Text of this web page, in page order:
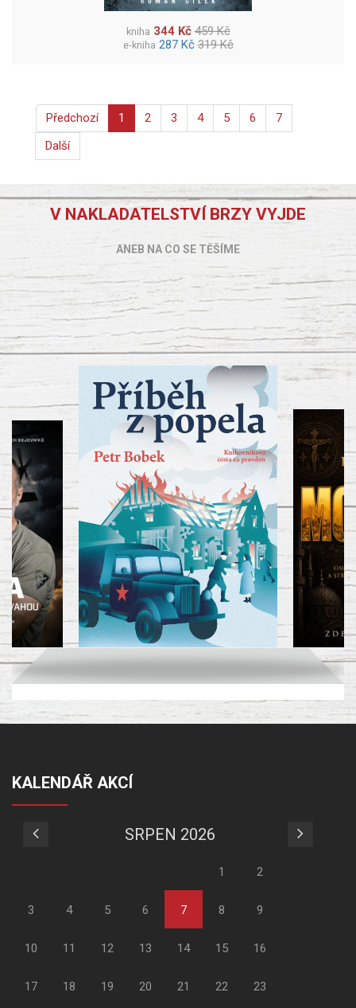
kniha 344 Kč 459 Kč
e-kniha 287 Kč 319 Kč
Předchozí 1 2 3 4 5 6
7
Další
V NAKLADATELSTVÍ BRZY VYJDE
ANEB NA CO SE TĚŠÍME
KALENDÁŘ AKCÍ
SRPEN 2026
1 2
3 4 5 6 7 8 9
10 11 12 13 14 15 16
17 18 19 20 21 22 23